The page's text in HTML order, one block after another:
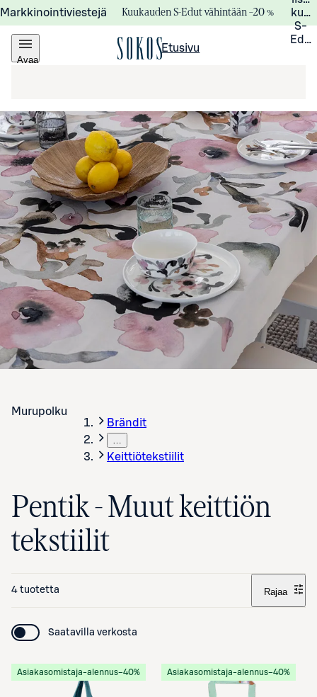
Markkinointiviestejä Kuukauden S-Edut vähintään –20 %
S-
Avaa
Etusivu
Murupolku
Brändit
Keittiötekstiilit
Pentik - Muut keittiön
tekstiilit
4 tuotetta Rajaa
Saatavilla verkosta
Asiakasomistaja-alennus−40% Asiakasomistaja-alennus−40%